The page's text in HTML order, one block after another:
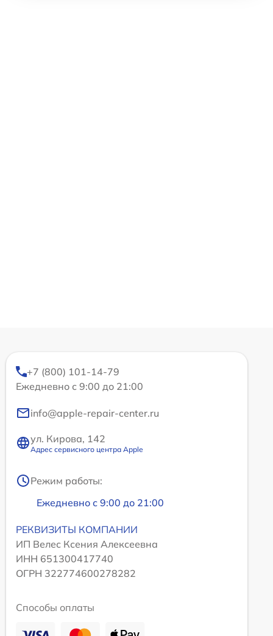
+7 (800) 101-14-79
Ежедневно с 9:00 до 21:00
info@apple-repair-center.ru
ул. Кирова, 142
Адрес сервисного центра Apple
Режим работы:
Ежедневно с 9:00 до 21:00
РЕКВИЗИТЫ КОМПАНИИ
ИП Велес Ксения Алексеевна
ИНН 651300417740
ОГРН 322774600278282
Способы оплаты